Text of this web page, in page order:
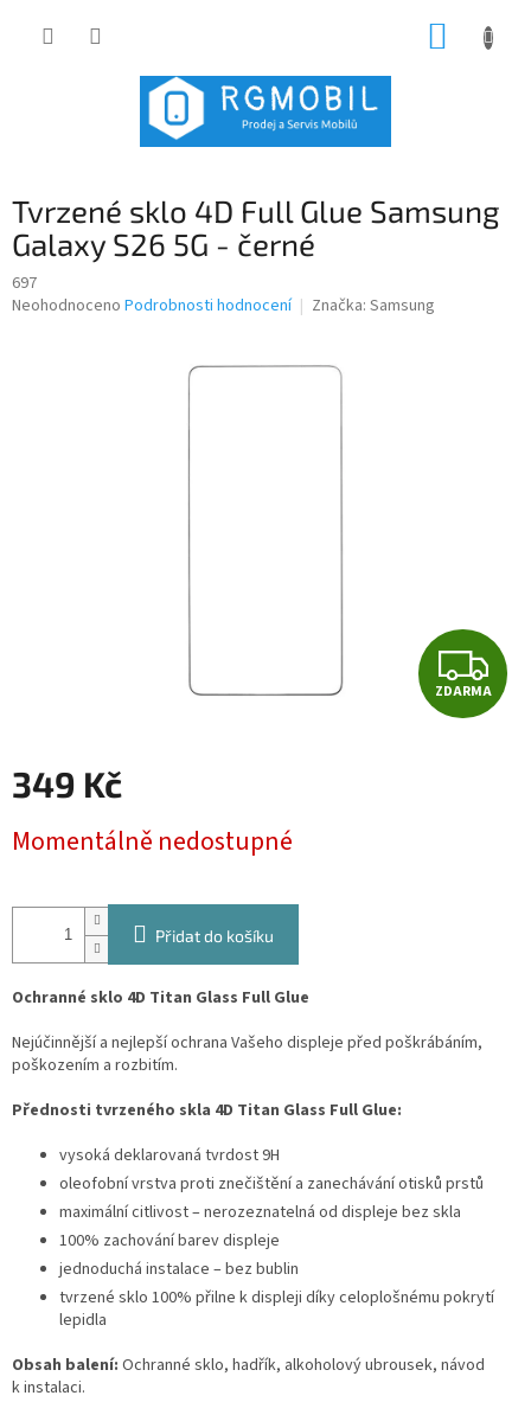
Tvrzené sklo 4D Full Glue Samsung
Galaxy S26 5G - černé
697
Průměrné
Neohodnoceno Podrobnosti hodnocení Značka: Samsung
Z
D
ZDARMA
349 Kč
cena:
Momentálně nedostupné
Přidat do košíku
Ochranné sklo 4D Titan Glass Full Glue
Nejúčinnější a nejlepší ochrana Vašeho displeje před poškrábáním,
poškozením a rozbitím.
Přednosti tvrzeného skla 4D Titan Glass Full Glue:
vysoká deklarovaná tvrdost 9H
oleofobní vrstva proti znečištění a zanechávání otisků prstů
maximální citlivost – nerozeznatelná od displeje bez skla
100% zachování barev displeje
jednoduchá instalace – bez bublin
tvrzené sklo 100% přilne k displeji díky celoplošnému pokrytí
lepidla
Obsah balení: Ochranné sklo, hadřík, alkoholový ubrousek, návod
k instalaci.